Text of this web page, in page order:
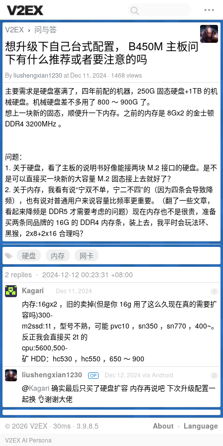
V2EX › 问与答
想升级下自己台式配置， B450M 主板问
下有什么推荐或者要注意的吗
By liushengxian1230at Dec 11, 2024 · 1468 views
主要需求是硬盘塞满了，四年前配的机器，250G 固态硬盘+1TB 的机
械硬盘。机械硬盘差不多用了 800 ～ 900G 了。
想上一块新的固态，顺便升一下内存。之前的内存是 8Gx2 的金士顿
DDR4 3200MHz 。
问题：
1. 关于硬盘，看了主板的说明书好像能接两块 M.2 接口的硬盘。是不
是可以直接买一块新的大容量 M.2 固态接上去就好了？
2. 关于内存，我看有说“宁双不单，宁二不四”的（因为四条会导致降
频），也有说对普通用户来说容量比频率更重要。（翻了一些文章，
看起来降频是 DDR5 才需要考虑的问题）现在内存也不是很贵，准备
买两条同品牌的 16G 的 DDR4 内存条，装上去，我平时会玩法环、
黑猴，2x8+2x16 合理吗？
硬盘 内存
网卡
2 replies • 2024-12-12 00:23:31 +08:00
1
Kagari Dec 11, 2024
内存:16gx2 ，旧的卖掉(但是你 16g 用了这么久现在真的需要扩
容吗)300-
m2ssd:1t ，型号不熟，可能 pvc10 ，sn350 ，sn770 ，400~。
反正我会直接买 2t 的
cpu:5600,500-
矿 HDD：hc530 ，hc550 ，650 ～ 900
2
liushengxian1230 OP Dec 12, 2024 via Android
@Kagari 确实最后只买了硬盘扩容 内存再说吧 下次升级配置一
起换 👌谢谢大佬
About · Language
© 2026 V2EX · 30ms · 3.9.8.5
V2EX AI Persona